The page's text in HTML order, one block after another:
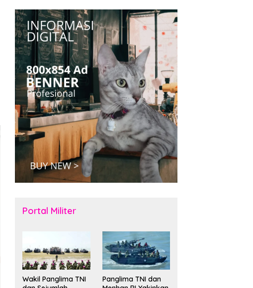
Portal Militer
Wakil Panglima TNI
Panglima TNI dan